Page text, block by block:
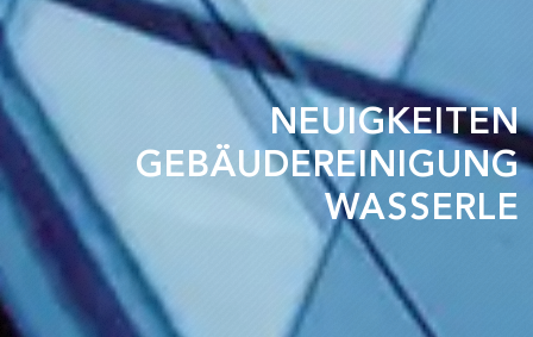
NEUIGKEITEN
GEBÄUDEREINIGUNG
WASSERLE